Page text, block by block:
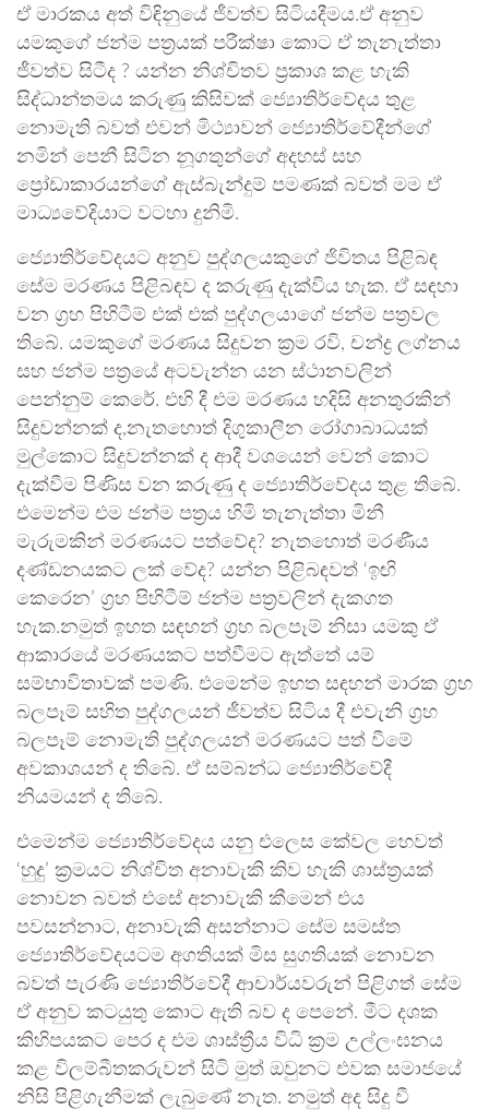
ඒ මාරකය අත් විඳිනුයේ ජීවත්ව සිටියදීමය.ඒ අනුව
යමකුගේ ජන්ම පත්‍රයක් පරීක්ෂා කොට ඒ තැනැත්තා
ජීවත්ව සිටීද ? යන්න නිශ්චිතව ප්‍රකාශ කළ හැකි
සිද්ධාන්තමය කරුණු කිසිවක් ජ්‍යොතිර්වේදය තුළ
නොමැති බවත් එවන් මිථ්‍යාවන් ජ්‍යොතිර්වේදීන්ගේ
නමින් පෙනී සිටින නූගතුන්ගේ අදහස් සහ
ප්‍රෝඩාකාරයන්ගේ ඇස්බැන්දුම් පමණක් බවත් මම ඒ
මාධ්‍යවේදියාට වටහා දුනිමි.
ජ්‍යොතිර්වේදයට අනුව පුද්ගලයකුගේ ජිවිතය පිළිබඳ
සේම මරණය පිළිබඳව ද කරුණු දැක්විය හැක. ඒ සඳහා
වන ග්‍රහ පිහිටීම් එක් එක් පුද්ගලයාගේ ජන්ම පත්‍රවල
තිබේ. යමකුගේ මරණය සිදුවන ක්‍රම රවි, චන්ද්‍ර ලග්නය
සහ ජන්ම පත්‍රයේ අටවැන්න යන ස්ථානවලින්
පෙන්නුම් කෙරේ. එහි දී එම මරණය හදිසි අනතුරකින්
සිදුවන්නක් ද,නැතහොත් දිගුකාලීන රෝගාබාධයක්
මුල්කොට සිදුවන්නක් ද ආදී වශයෙන් වෙන් කොට
දැක්වීම පිණිස වන කරුණු ද ජ්‍යොතිර්වේදය තුළ තිබේ.
එමෙන්ම එම ජන්ම පත්‍රය හිමි තැනැත්තා මිනී
මැරුමකින් මරණයට පත්වේද? නැතහොත් මරණීය
දණ්ඩනයකට ලක් වේද? යන්න පිළිබඳවත් ‘ඉඟි
කෙරෙන’ ග්‍රහ පිහිටීම් ජන්ම පත්‍රවලින් දැකගත
හැක.නමුත් ඉහත සඳහන් ග්‍රහ බලපෑම් නිසා යමකු ඒ
ආකාරයේ මරණයකට පත්වීමට ඇත්තේ යම්
සම්භාවිතාවක් පමණි. එමෙන්ම ඉහත සඳහන් මාරක ග්‍රහ
බලපෑම් සහිත පුද්ගලයන් ජීවත්ව සිටිය දී එවැනි ග්‍රහ
බලපෑම් නොමැති පුද්ගලයන් මරණයට පත් වීමේ
අවකාශයන් ද තිබේ. ඒ සම්බන්ධ ජ්‍යොතිර්වේදී
නියමයන් ද තිබේ.
එමෙන්ම ජ්‍යොතිර්වේදය යනු එලෙස කේවල හෙවත්
‘හුදු’ ක්‍රමයට නිශ්චිත අනාවැකි කිව හැකි ශාස්ත්‍රයක්
නොවන බවත් එසේ අනාවැකි කීමෙන් එය
පවසන්නාට, අනාවැකි අසන්නාට සේම සමස්ත
ජ්‍යොතිර්වේදයටම අගතියක් මිස සුගතියක් නොවන
බවත් පැරණි ජ්‍යොතිර්වේදී ආචාර්යවරුන් පිළිගත් සේම
ඒ අනුව කටයුතු කොට ඇති බව ද පෙනේ. මීට දශක
කිහිපයකට පෙර ද එම ශාස්ත්‍රීය විධි ක්‍රම උල්ලංඝනය
කළ විලම්බීතකරුවන් සිටි මුත් ඔවුනට එවක සමාජයේ
නිසි පිළිගැනීමක් ලැබුණේ නැත. නමුත් අද සිදු වී